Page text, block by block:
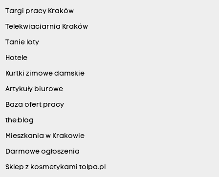
Targi pracy Kraków
Telekwiaciarnia Kraków
Tanie loty
Hotele
Kurtki zimowe damskie
Artykuły biurowe
Baza ofert pracy
the:blog
Mieszkania w Krakowie
Darmowe ogłoszenia
Sklep z kosmetykami tolpa.pl